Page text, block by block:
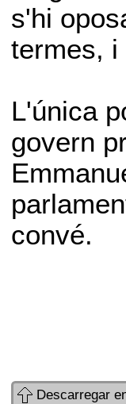
s'hi
termes, i
L'única
govern
convé.
Descarregar